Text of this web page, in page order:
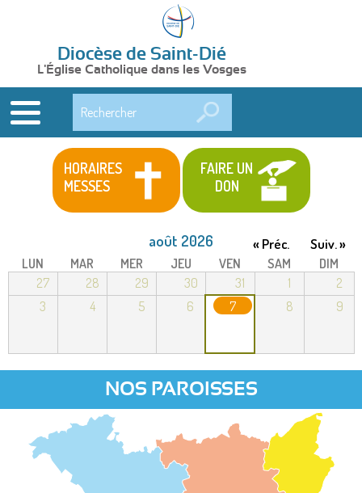
Diocèse de Saint-Dié
L'Église Catholique dans les Vosges
HORAIRES
MESSES
FAIRE UN
DON
août 2026 « Préc. Suiv. »
LUN MAR MER JEU VEN SAM
DIM
27
28 29 30 31 1
2
3
4 5 6 7 8 9
NOS PAROISSES